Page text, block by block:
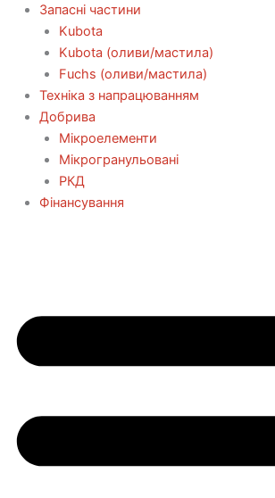
Запасні частини
Kubota
Kubota (оливи/мастила)
Fuchs (оливи/мастила)
Техніка з напрацюванням
Добрива
Мікроелементи
Мікрогранульовані
РКД
Фінансування